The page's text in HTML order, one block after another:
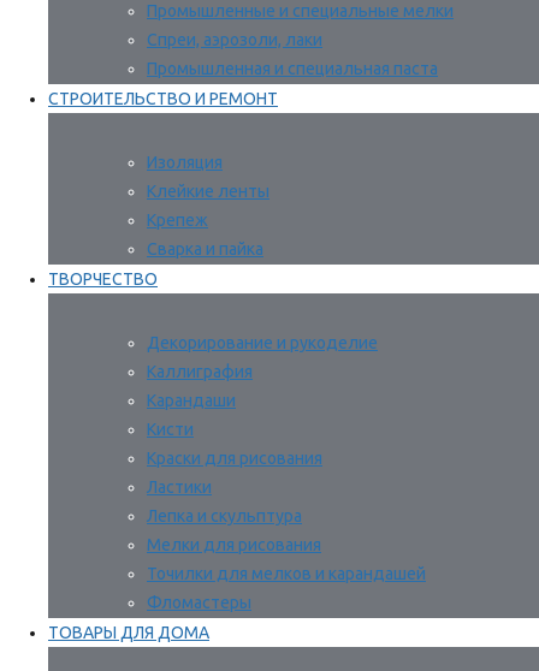
Промышленные и специальные мелки
Спреи, аэрозоли, лаки
Промышленная и специальная паста
СТРОИТЕЛЬСТВО И РЕМОНТ
Изоляция
Клейкие ленты
Крепеж
Сварка и пайка
ТВОРЧЕСТВО
Декорирование и рукоделие
Каллиграфия
Карандаши
Кисти
Краски для рисования
Ластики
Лепка и скульптура
Мелки для рисования
Точилки для мелков и карандашей
Фломастеры
ТОВАРЫ ДЛЯ ДОМА